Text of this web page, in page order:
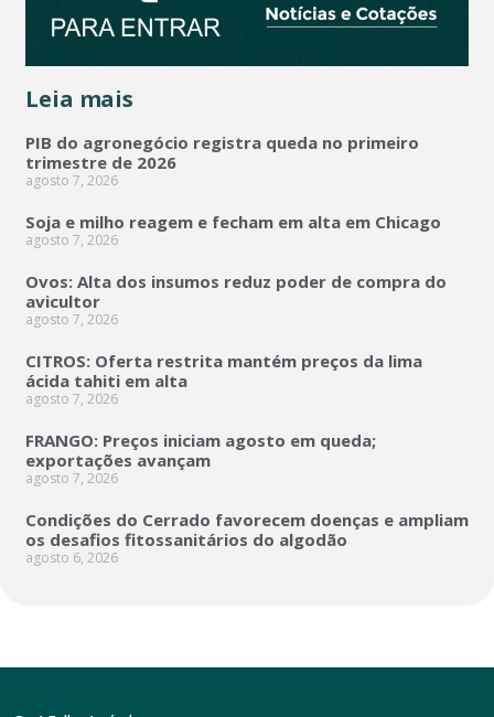
Leia mais
PIB do agronegócio registra queda no primeiro
trimestre de 2026
agosto 7, 2026
Soja e milho reagem e fecham em alta em Chicago
agosto 7, 2026
Ovos: Alta dos insumos reduz poder de compra do
avicultor
agosto 7, 2026
CITROS: Oferta restrita mantém preços da lima
ácida tahiti em alta
agosto 7, 2026
FRANGO: Preços iniciam agosto em queda;
exportações avançam
agosto 7, 2026
Condições do Cerrado favorecem doenças e ampliam
os desafios fitossanitários do algodão
agosto 6, 2026